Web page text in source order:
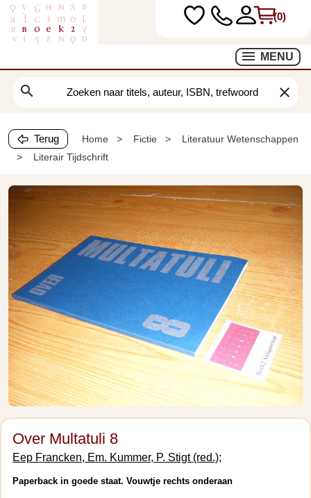
(0)
MENU
search clear
Terug Home Fictie
Literatuur Wetenschappen
Literair Tijdschrift
Over Multatuli 8
Eep Francken, Em. Kummer, P. Stigt (red.);
Paperback in goede staat. Vouwtje rechts onderaan